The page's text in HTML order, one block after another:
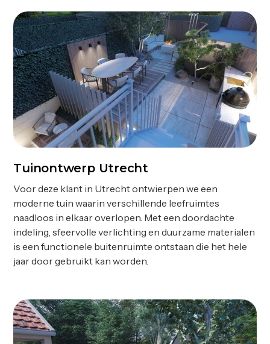
Ontwerp
Tuinontwerp Utrecht
Voor deze klant in Utrecht ontwierpen we een
moderne tuin waarin verschillende leefruimtes
naadloos in elkaar overlopen. Met een doordachte
indeling, sfeervolle verlichting en duurzame materialen
is een functionele buitenruimte ontstaan die het hele
jaar door gebruikt kan worden.